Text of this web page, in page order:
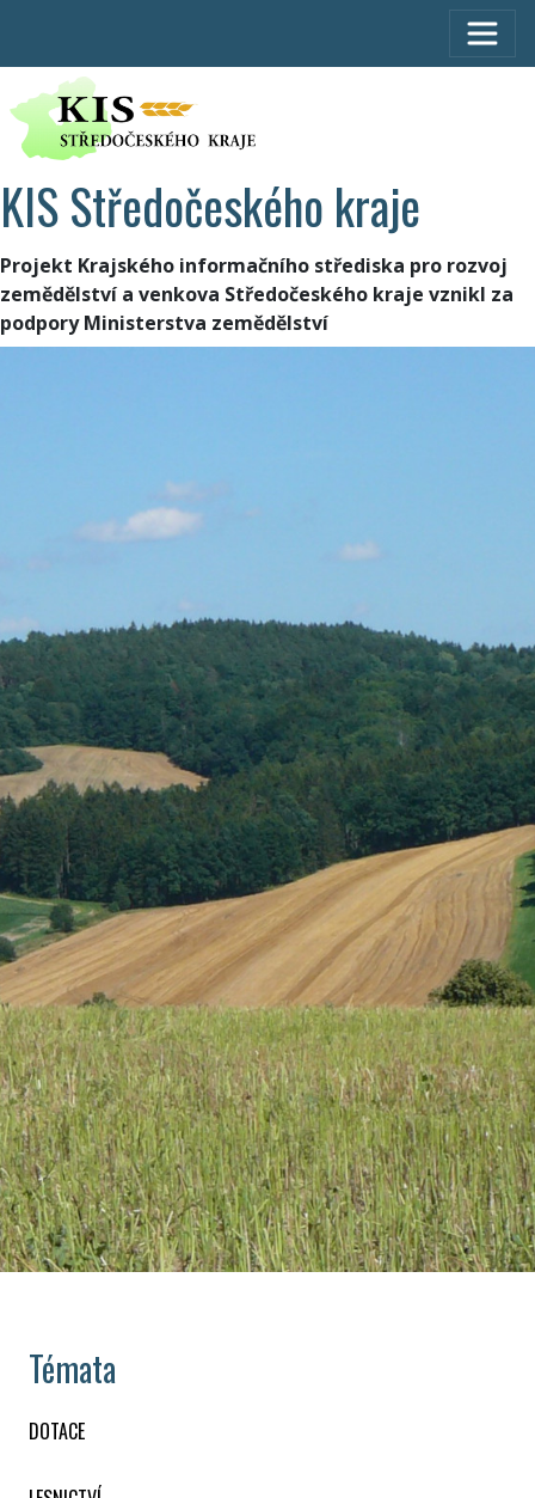
KIS Středočeského kraje
Projekt Krajského informačního střediska pro rozvoj
zemědělství a venkova Středočeského kraje vznikl za
podpory Ministerstva zemědělství
Témata
DOTACE